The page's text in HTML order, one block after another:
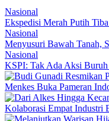
Nasional
Ekspedisi Merah Putih
Nasional
Menyusuri Bawah Tanah,
Nasional
KSPI: Tak Ada Aksi Buruh
Menkes Buka Pameran
Kolaborasi Empat Industri